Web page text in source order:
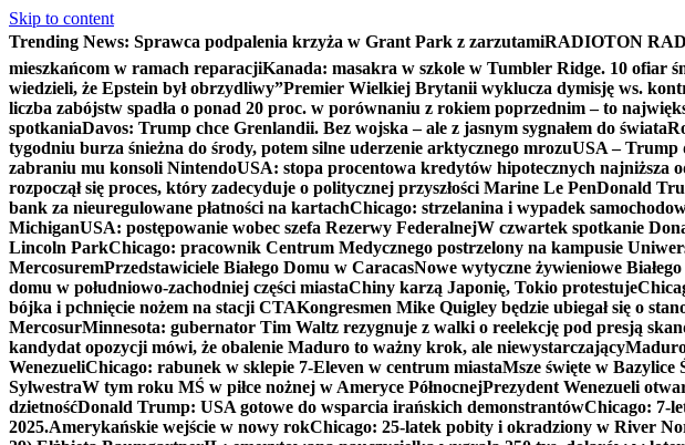
Skip to content
Trending News: Sprawca podpalenia krzyża w Grant Park z zarzutamiRADIOTON
mieszkańcom w ramach reparacjiKanada: masakra w szkole w Tumbler Ridge. 10 ofiar
wiedzieli, że Epstein był obrzydliwy”Premier Wielkiej Brytanii wyklucza dymisję ws.
liczba zabójstw spadła o ponad 20 proc. w porównaniu z rokiem poprzednim – to
spotkaniaDavos: Trump chce Grenlandii. Bez wojska – ale z jasnym sygnałem do świata
tygodniu burza śnieżna do środy, potem silne uderzenie arktycznego mrozuUSA – Trump
zabraniu mu konsoli NintendoUSA: stopa procentowa kredytów hipotecznych najniższa
rozpoczął się proces, który zadecyduje o politycznej przyszłości Marine Le PenDonald
bank za nieuregulowane płatności na kartachChicago: strzelanina i wypadek
MichiganUSA: postępowanie wobec szefa Rezerwy FederalnejW czwartek spotkanie
Lincoln ParkChicago: pracownik Centrum Medycznego postrzelony na kampusie
MercosuremPrzedstawiciele Białego Domu w CaracasNowe wytyczne żywieniowe
domu w południowo-zachodniej części miastaChiny karzą Japonię, Tokio protestuje
bójka i pchnięcie nożem na stacji CTAKongresmen Mike Quigley będzie ubiegał się o
MercosurMinnesota: gubernator Tim Waltz rezygnuje z walki o reelekcję pod presją
kandydat opozycji mówi, że obalenie Maduro to ważny krok, ale niewystarczający
WenezueliChicago: rabunek w sklepie 7-Eleven w centrum miastaMsze święte w Bazylice
SylwestraW tym roku MŚ w piłce nożnej w Ameryce PółnocnejPrezydent Wenezueli
dzietnośćDonald Trump: USA gotowe do wsparcia irańskich demonstrantówChicago: 7-
2025.Amerykańskie wejście w nowy rokChicago: 25-latek pobity i okradziony w River